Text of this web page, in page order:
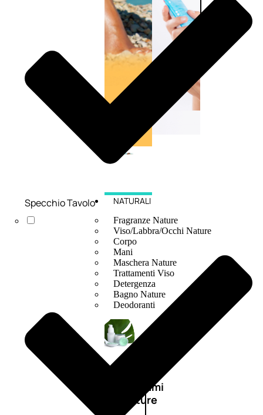
NATURALI
Fragranze Nature
Viso/Labbra/Occhi Nature
Corpo
Mani
Maschera Nature
Trattamenti Viso
Detergenza
Bagno Nature
Deodoranti
Profumi
nature
Specchio Tavolo